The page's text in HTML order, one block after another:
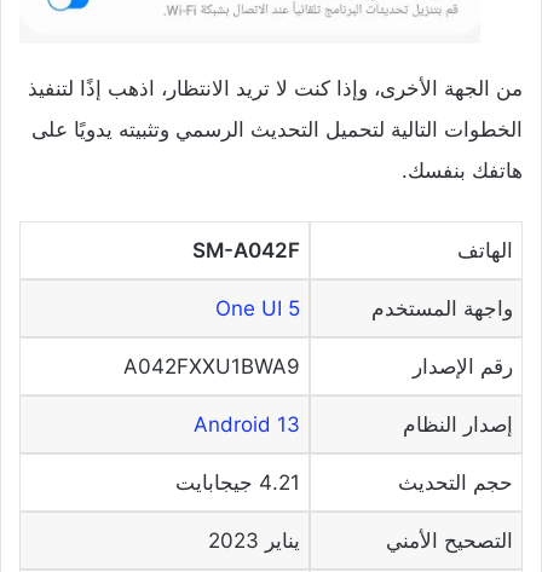
من الجهة الأخرى، وإذا كنت لا تريد الانتظار، اذهب إذًا لتنفيذ
الخطوات التالية لتحميل التحديث الرسمي وتثبيته يدويًا على
هاتفك بنفسك.
الهاتف SM-A042F
واجهة المستخدم One UI 5
رقم الإصدار A042FXXU1BWA9
إصدار النظام Android 13
حجم التحديث 4.21 جيجابايت
التصحيح الأمني يناير 2023